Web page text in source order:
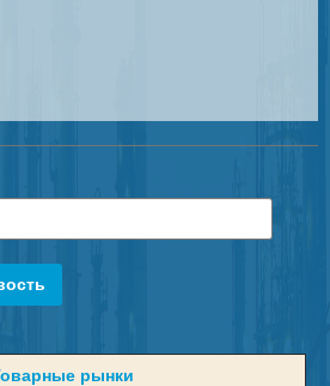
рынки